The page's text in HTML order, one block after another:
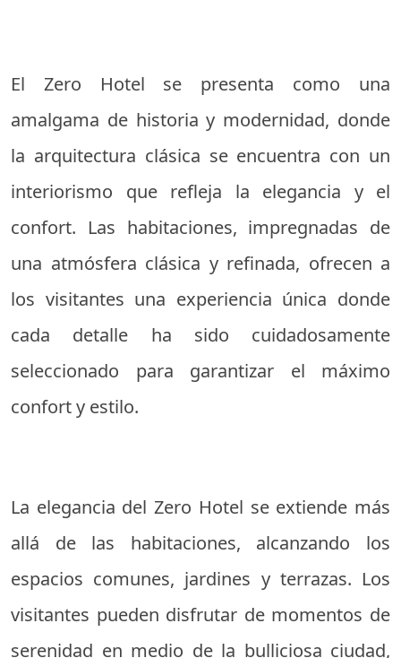
El Zero Hotel se presenta como una
amalgama de historia y modernidad, donde
la arquitectura clásica se encuentra con un
interiorismo que refleja la elegancia y el
confort. Las habitaciones, impregnadas de
una atmósfera clásica y refinada, ofrecen a
los visitantes una experiencia única donde
cada detalle ha sido cuidadosamente
seleccionado para garantizar el máximo
confort y estilo.
La elegancia del Zero Hotel se extiende más
allá de las habitaciones, alcanzando los
espacios comunes, jardines y terrazas. Los
visitantes pueden disfrutar de momentos de
serenidad en medio de la bulliciosa ciudad,